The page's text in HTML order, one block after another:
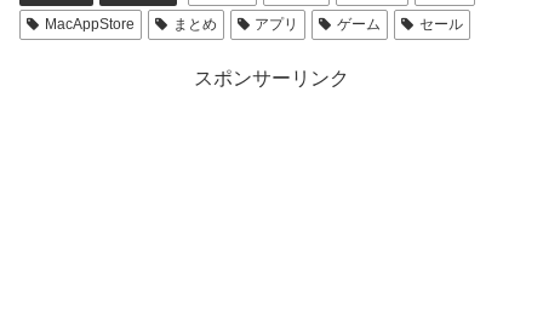
MacAppStore
まとめ アプリ ゲーム セール
スポンサーリンク